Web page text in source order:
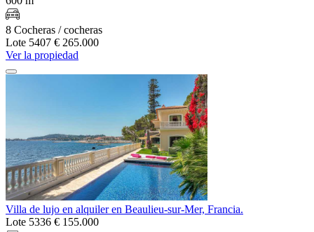
8 Cocheras / cocheras
Lote 5407 € 265.000
Ver la propiedad
Villa de lujo en alquiler en Beaulieu-sur-Mer, Francia.
Lote 5336 € 155.000